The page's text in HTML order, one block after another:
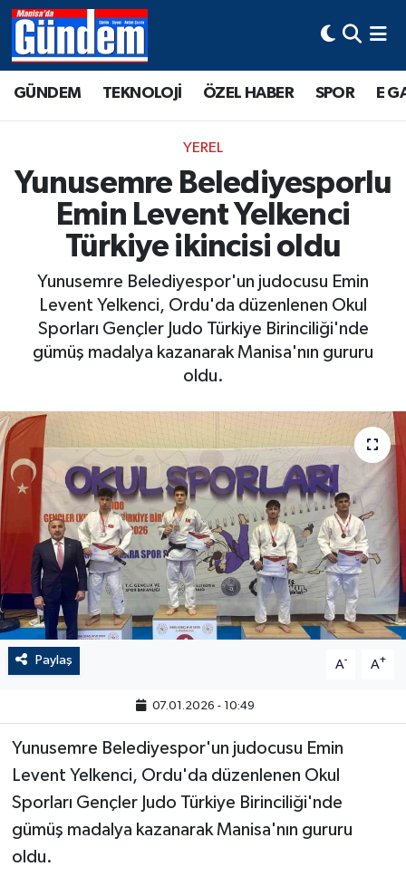
GÜNDEM TEKNOLOJİ ÖZEL HABER SPOR E
YEREL
Yunusemre Belediyesporlu
Emin Levent Yelkenci
Türkiye ikincisi oldu
Yunusemre Belediyespor'un judocusu Emin
Levent Yelkenci, Ordu'da düzenlenen Okul
Sporları Gençler Judo Türkiye Birinciliği'nde
gümüş madalya kazanarak Manisa'nın gururu
oldu.
Paylaş A- A+
07.01.2026 - 10:49
Yunusemre Belediyespor'un judocusu Emin
Levent Yelkenci, Ordu'da düzenlenen Okul
Sporları Gençler Judo Türkiye Birinciliği'nde
gümüş madalya kazanarak Manisa'nın gururu
oldu.
Manisa Hava Durumu
Tüm Manşetler
Son Dakika Haberleri
Haber Arşivi